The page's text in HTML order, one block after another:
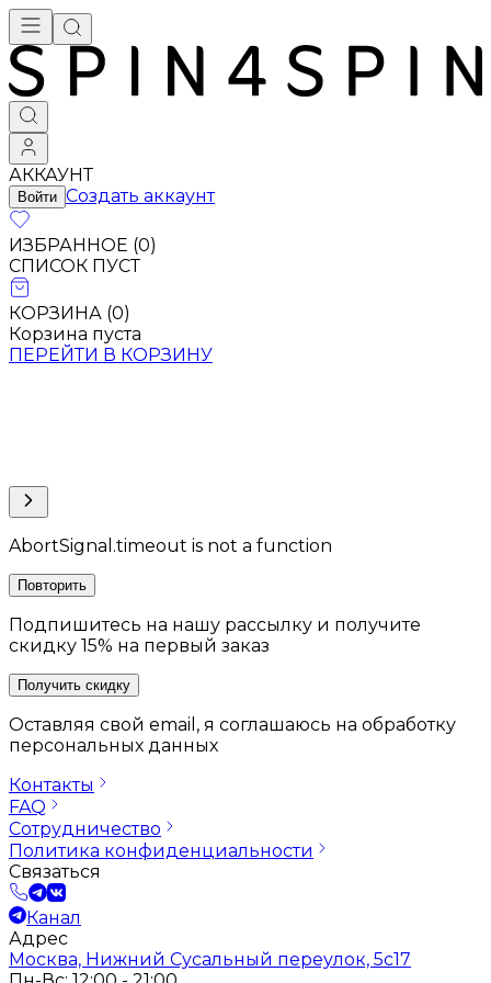
АККАУНТ
Войти Создать аккаунт
ИЗБРАННОЕ (0)
СПИСОК ПУСТ
КОРЗИНА (0)
Корзина пуста
ПЕРЕЙТИ В КОРЗИНУ
AbortSignal.timeout is not a function
Повторить
Подпишитесь на нашу рассылку и получите
скидку 15% на первый заказ
Получить скидку
Оставляя свой email, я соглашаюсь на обработку
персональных данных
Контакты
FAQ
Сотрудничество
Политика конфиденциальности
Связаться
Канал
Адрес
Москва, Нижний Сусальный переулок, 5с17